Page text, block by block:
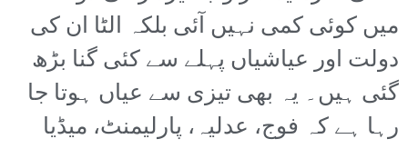
میں کوئی کمی نہیں آئی بلکہ الٹا ان کی
دولت اور عیاشیاں پہلے سے کئی گنا بڑھ
گئی ہیں۔ یہ بھی تیزی سے عیاں ہوتا جا
رہا ہے کہ فوج، عدلیہ، پارلیمنٹ، میڈیا